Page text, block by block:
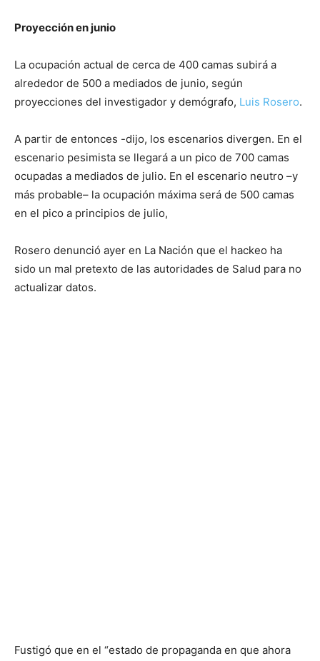
Proyección en junio
La ocupación actual de cerca de 400 camas subirá a
alrededor de 500 a mediados de junio, según
proyecciones del investigador y demógrafo, Luis Rosero.
A partir de entonces -dijo, los escenarios divergen. En el
escenario pesimista se llegará a un pico de 700 camas
ocupadas a mediados de julio. En el escenario neutro –y
más probable– la ocupación máxima será de 500 camas
en el pico a principios de julio,
Rosero denunció ayer en La Nación que el hackeo ha
sido un mal pretexto de las autoridades de Salud para no
actualizar datos.
Fustigó que en el “estado de propaganda en que ahora